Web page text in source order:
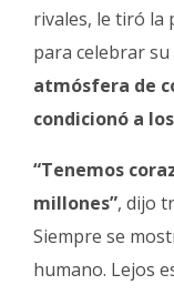
rivales, le tiró la
para celebrar
atmósfera de
condicionó a
“Tenemos
millones”, dijo
Siempre se
humano. Lejos